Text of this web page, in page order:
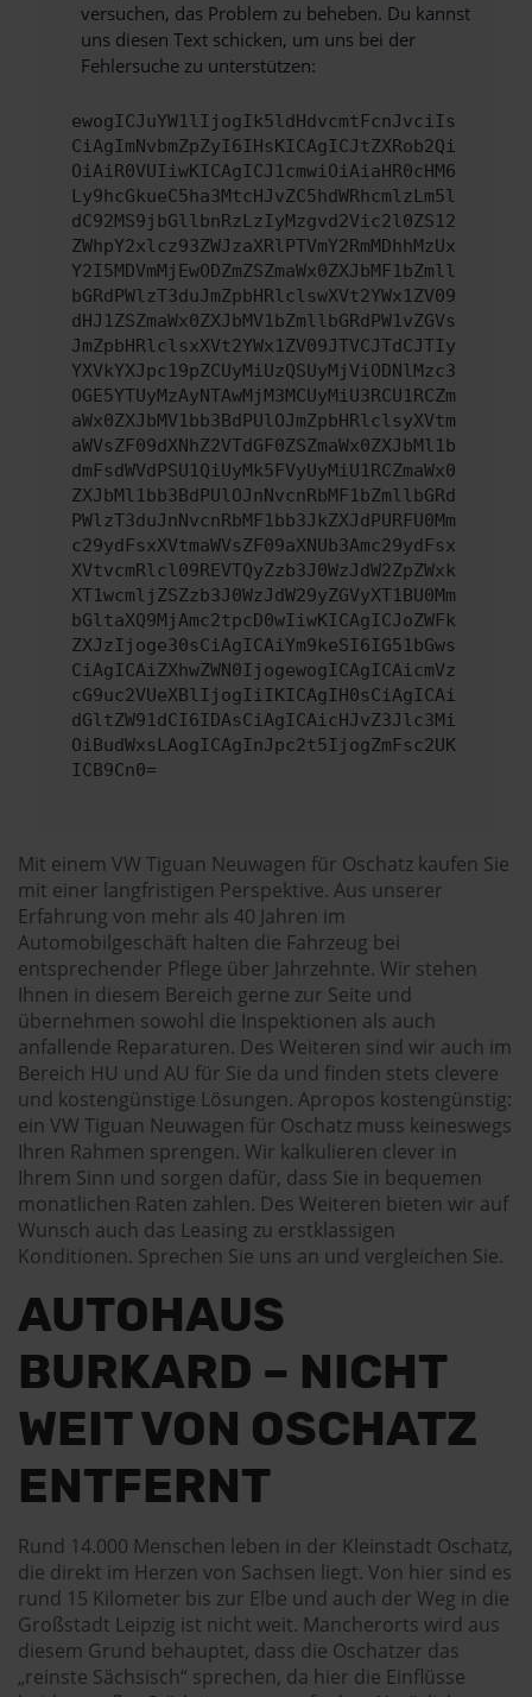
versuchen, das Problem zu beheben. Du kannst
uns diesen Text schicken, um uns bei der
Fehlersuche zu unterstützen:
ewogICJuYW1lIjogIk5ldHdvcmtFcnJvciIs
CiAgImNvbmZpZyI6IHsKICAgICJtZXRob2Qi
OiAiR0VUIiwKICAgICJ1cmwiOiAiaHR0cHM6
Ly9hcGkueC5ha3MtcHJvZC5hdWRhcmlzLm5l
dC92MS9jbGllbnRzLzIyMzgvd2Vic2l0ZS12
ZWhpY2xlcz93ZWJzaXRlPTVmY2RmMDhhMzUx
Y2I5MDVmMjEwODZmZSZmaWx0ZXJbMF1bZmll
bGRdPWlzT3duJmZpbHRlclswXVt2YWx1ZV09
dHJ1ZSZmaWx0ZXJbMV1bZmllbGRdPW1vZGVs
JmZpbHRlclsxXVt2YWx1ZV09JTVCJTdCJTIy
YXVkYXJpc19pZCUyMiUzQSUyMjViODNlMzc3
OGE5YTUyMzAyNTAwMjM3MCUyMiU3RCU1RCZm
aWx0ZXJbMV1bb3BdPUlOJmZpbHRlclsyXVtm
aWVsZF09dXNhZ2VTdGF0ZSZmaWx0ZXJbMl1b
dmFsdWVdPSU1QiUyMk5FVyUyMiU1RCZmaWx0
ZXJbMl1bb3BdPUlOJnNvcnRbMF1bZmllbGRd
PWlzT3duJnNvcnRbMF1bb3JkZXJdPURFU0Mm
c29ydFsxXVtmaWVsZF09aXNUb3Amc29ydFsx
XVtvcmRlcl09REVTQyZzb3J0WzJdW2ZpZWxk
XT1wcmljZSZzb3J0WzJdW29yZGVyXT1BU0Mm
bGltaXQ9MjAmc2tpcD0wIiwKICAgICJoZWFk
ZXJzIjoge30sCiAgICAiYm9keSI6IG51bGws
CiAgICAiZXhwZWN0IjogewogICAgICAicmVz
cG9uc2VUeXBlIjogIiIKICAgIH0sCiAgICAi
dGltZW91dCI6IDAsCiAgICAicHJvZ3Jlc3Mi
OiBudWxsLAogICAgInJpc2t5IjogZmFsc2UK
ICB9Cn0=
Mit einem VW Tiguan Neuwagen für Oschatz kaufen Sie
mit einer langfristigen Perspektive. Aus unserer
Erfahrung von mehr als 40 Jahren im
Automobilgeschäft halten die Fahrzeug bei
entsprechender Pflege über Jahrzehnte. Wir stehen
Ihnen in diesem Bereich gerne zur Seite und
übernehmen sowohl die Inspektionen als auch
anfallende Reparaturen. Des Weiteren sind wir auch im
Bereich HU und AU für Sie da und finden stets clevere
und kostengünstige Lösungen. Apropos kostengünstig:
ein VW Tiguan Neuwagen für Oschatz muss keineswegs
Ihren Rahmen sprengen. Wir kalkulieren clever in
Ihrem Sinn und sorgen dafür, dass Sie in bequemen
monatlichen Raten zahlen. Des Weiteren bieten wir auf
Wunsch auch das Leasing zu erstklassigen
Konditionen. Sprechen Sie uns an und vergleichen Sie.
AUTOHAUS
BURKARD – NICHT
WEIT VON OSCHATZ
ENTFERNT
Rund 14.000 Menschen leben in der Kleinstadt Oschatz,
die direkt im Herzen von Sachsen liegt. Von hier sind es
rund 15 Kilometer bis zur Elbe und auch der Weg in die
Großstadt Leipzig ist nicht weit. Mancherorts wird aus
diesem Grund behauptet, dass die Oschatzer das
„reinste Sächsisch“ sprechen, da hier die Einflüsse